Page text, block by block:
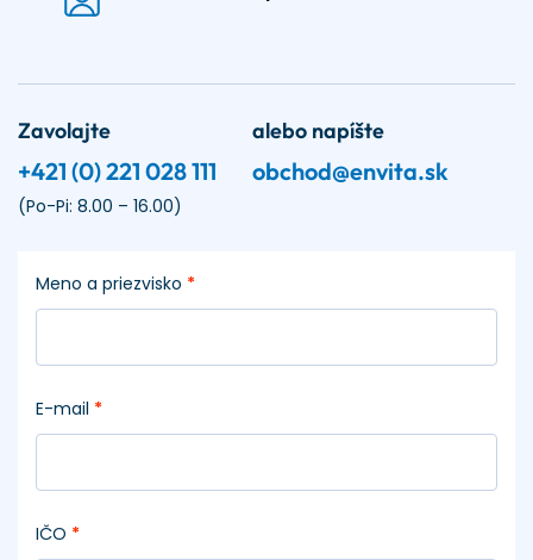
Zavolajte
+421 (0) 221 028 111
(Po-Pi: 8.00 – 16.00)
alebo napíšte
obchod@envita.sk
Meno a priezvisko *
E-mail *
IČO *